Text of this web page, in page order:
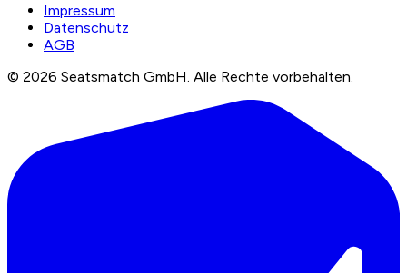
Impressum
Datenschutz
AGB
© 2026 Seatsmatch GmbH. Alle Rechte vorbehalten.